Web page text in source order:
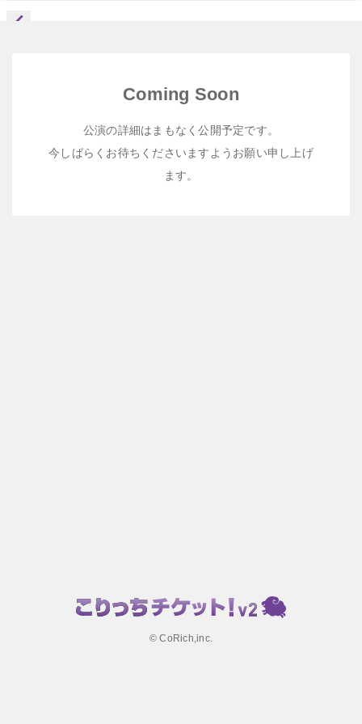
Coming Soon
公演の詳細はまもなく公開予定です。
今しばらくお待ちくださいますようお願い申し上げ
ます。
© CoRich,inc.